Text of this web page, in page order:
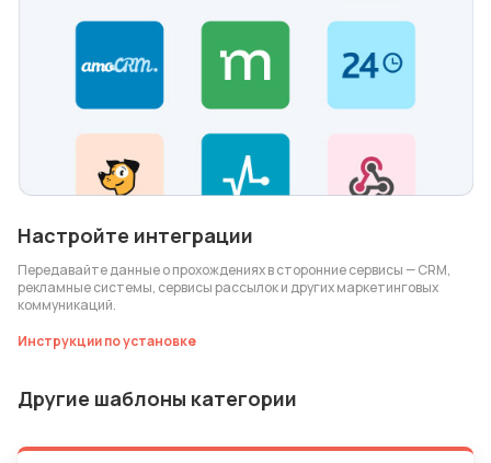
Настройте интеграции
Передавайте данные о прохождениях в сторонние сервисы — CRM,
рекламные системы, сервисы рассылок и других маркетинговых
коммуникаций.
Инструкции по установке
Другие шаблоны категории